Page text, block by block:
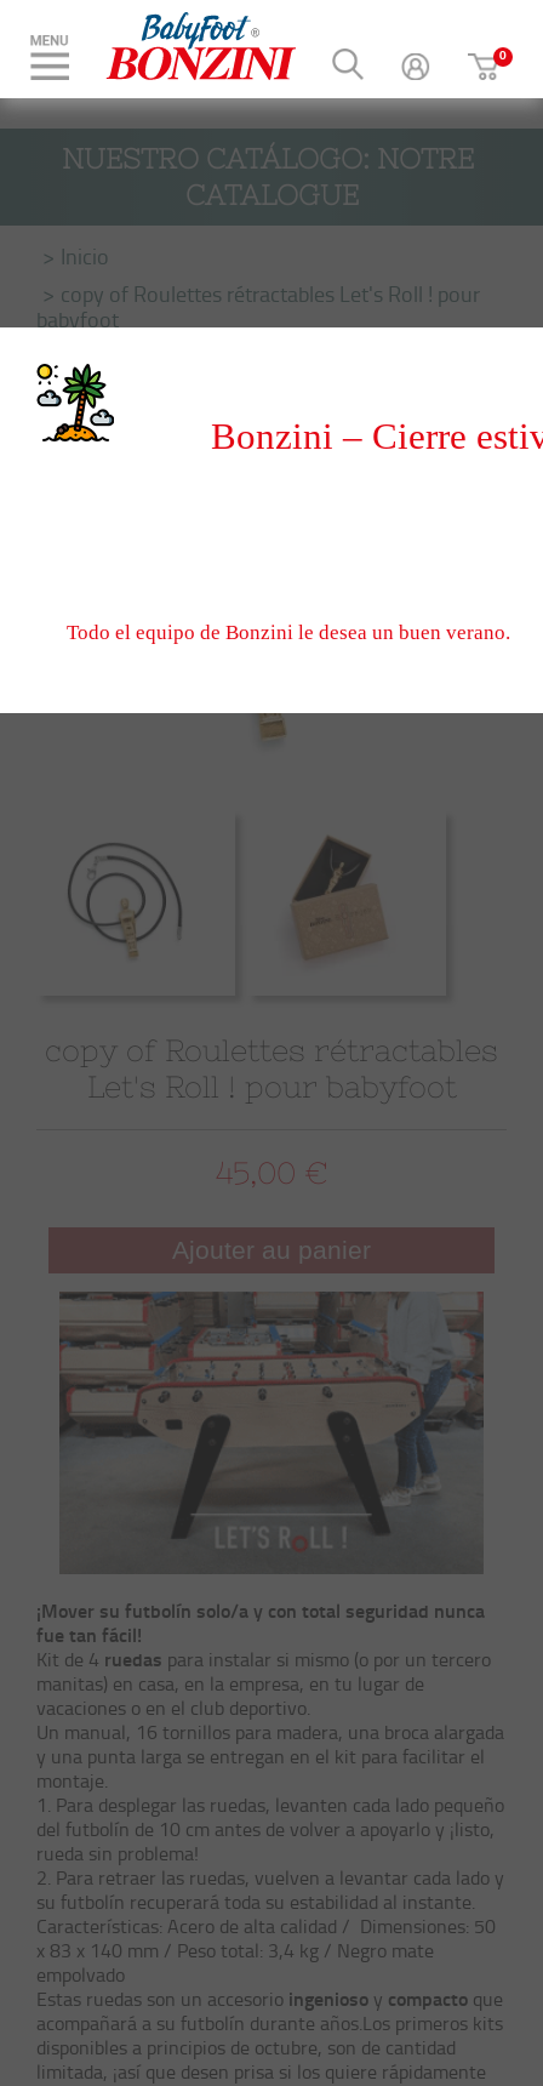
NUESTRO CATÁLOGO: NOTRE
CATALOGUE
Inicio
copy of Roulettes rétractables Let's Roll ! pour
babyfoot
copy of Roulettes rétractables
Let's Roll ! pour babyfoot
45,00 €
Ajouter au panier
¡Mover su futbolín solo/a y con total seguridad nunca
fue tan fácil!
Kit de 4 ruedas para instalar si mismo (o por un tercero
manitas) en casa, en la empresa, en tu lugar de
vacaciones o en el club deportivo.
Un manual, 16 tornillos para madera, una broca alargada
y una punta larga se entregan en el kit para facilitar el
montaje.
1. Para desplegar las ruedas, levanten cada lado pequeño
del futbolín de 10 cm antes de volver a apoyarlo y ¡listo,
rueda sin problema!
2. Para retraer las ruedas, vuelven a levantar cada lado y
su futbolín recuperará toda su estabilidad al instante.
Características: Acero de alta calidad / Dimensiones: 50
x 83 x 140 mm / Peso total: 3,4 kg / Negro mate
empolvado
Estas ruedas son un accesorio ingenioso y compacto que
acompañará a su futbolín durante años.Los primeros kits
disponibles a principios de octubre, son de cantidad
limitada, ¡así que desen prisa si los quiere rápidamente
Bonzini – Cierre
Todo el equipo de Bonzini le desea un buen verano.